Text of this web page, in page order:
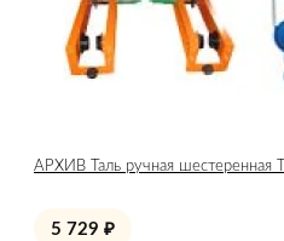
АРХИВ Таль ручная
5 729 ₽